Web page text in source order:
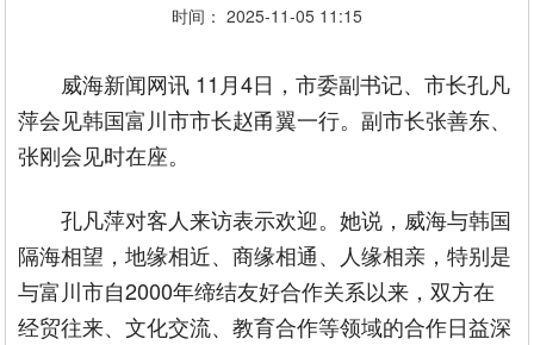
时间： 2025-11-05 11:15
威海新闻网讯 11月4日，市委副书记、市长孔凡
萍会见韩国富川市市长赵甬翼一行。副市长张善东、
张刚会见时在座。
孔凡萍对客人来访表示欢迎。她说，威海与韩国
隔海相望，地缘相近、商缘相通、人缘相亲，特别是
与富川市自2000年缔结友好合作关系以来，双方在
经贸往来、文化交流、教育合作等领域的合作日益深